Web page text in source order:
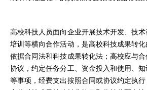
高校科技人员面向企业开展技术开发、技
培训等横向合作活动，是高校科技成果转
依据合同法和科技成果转化法；高校应与
协议，约定任务分工、资金投入和使用、
等事项，经费支出按照合同或协议约定执